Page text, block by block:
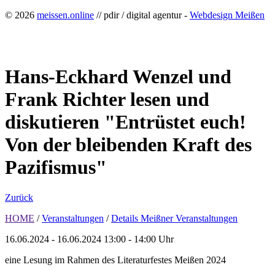
© 2026 meissen.online // pdir / digital agentur - Webdesign Meißen
Hans-Eckhard Wenzel und
Frank Richter lesen und
diskutieren "Entrüstet euch!
Von der bleibenden Kraft des
Pazifismus"
Zurück
HOME / Veranstaltungen / Details Meißner Veranstaltungen
16.06.2024 - 16.06.2024 13:00 - 14:00 Uhr
eine Lesung im Rahmen des Literaturfestes Meißen 2024